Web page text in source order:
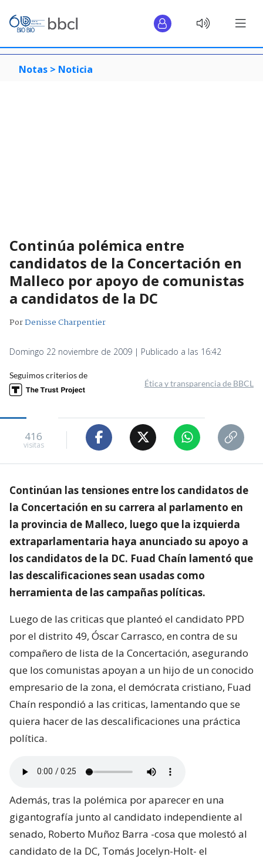
Notas > Noticia
Continúa polémica entre
candidatos de la Concertación en
Malleco por apoyo de comunistas
a candidatos de la DC
PorDenisse Charpentier
Domingo 22 noviembre de 2009 | Publicado a las 16:42
Seguimos criterios de
Ética y transparencia de BBCL
416
visitas
Continúan las tensiones entre los candidatos de
la Concertación en su carrera al parlamento en
la provincia de Malleco, luego que la izquierda
extraparlamentaria haya anunciado su apoyo a
los candidatos de la DC. Fuad Chaín lamentó que
las descalificaciones sean usadas como
herramienta de las campañas políticas.
Luego de las criticas que planteó el candidato PPD
por el distrito 49, Óscar Carrasco, en contra de su
compañero de lista de la Concertación, asegurando
que los comunistas apoyan a un hijo de un conocido
empresario de la zona, el demócrata cristiano, Fuad
Chaín respondió a las criticas, lamentando que se
quiera hacer de las descalificaciones una práctica
política.
Además, tras la polémica por aparecer en una
gigantografía junto al candidato independiente al
senado, Roberto Muñoz Barra -cosa que molestó al
candidato de la DC, Tomás Jocelyn-Holt- el